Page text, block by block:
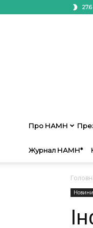
27.6
Про НАМН
Журнал НАМН*
Новини